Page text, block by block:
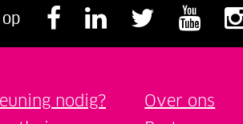
Volg ons op
Volg ons
Volg
nodig?
Over ons